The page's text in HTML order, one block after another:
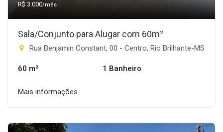
R$ 3.000/mês
Sala/Conjunto para Alugar com 60m²
Rua Benjamin Constant, 00 - Centro, Rio Brilhante-MS
60 m² 1 Banheiro
Mais informações